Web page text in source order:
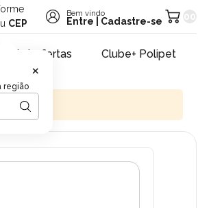
CEP
região
×
Bem vindo
Entre Cadastre-se
Pet ofertas Clube+ Polipet